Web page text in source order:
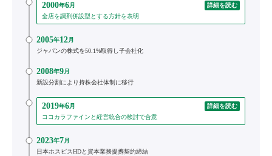
2000年6月
詳細を読む
全店を調剤併設型とする方針を表明
2005年12月
ジャパンの株式を50.1%取得し子会社化
2008年9月
新設分割により持株会社体制に移行
2019年6月
詳細を読む
ココカラファインと経営統合の検討で合意
2023年7月
日本ホスピスHDと資本業務提携契約締結